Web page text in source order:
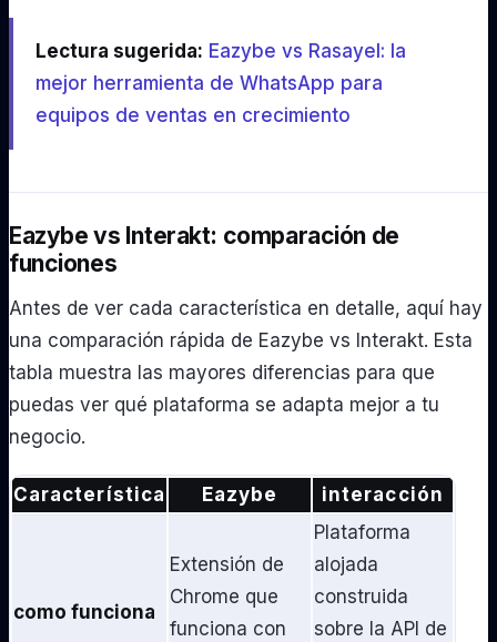
Lectura sugerida: Eazybe vs Rasayel: la
mejor herramienta de WhatsApp para
equipos de ventas en crecimiento
Eazybe vs Interakt: comparación de
funciones
Antes de ver cada característica en detalle, aquí hay
una comparación rápida de Eazybe vs Interakt. Esta
tabla muestra las mayores diferencias para que
puedas ver qué plataforma se adapta mejor a tu
negocio.
Característica Eazybe interacción
como funciona
Extensión de
Chrome que
funciona con
Plataforma
alojada
construida
sobre la API de